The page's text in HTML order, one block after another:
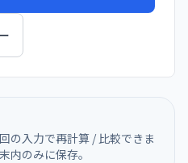
の入力で再計算 / 比較できま
内のみに保存。